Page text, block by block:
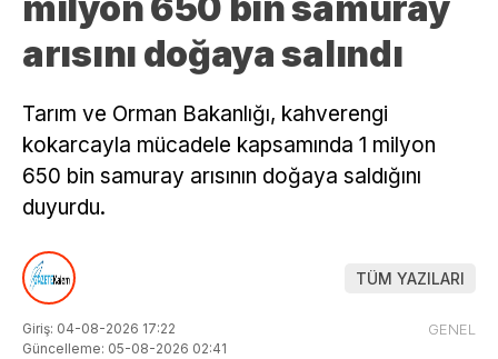
milyon 650 bin samuray
arısını doğaya salındı
Tarım ve Orman Bakanlığı, kahverengi
kokarcayla mücadele kapsamında 1 milyon
650 bin samuray arısının doğaya saldığını
duyurdu.
TÜM YAZILARI
Giriş: 04-08-2026 17:22
Güncelleme: 05-08-2026 02:41
GENEL